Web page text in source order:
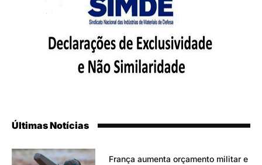
Últimas Notícias
França aumenta orçamento militar e